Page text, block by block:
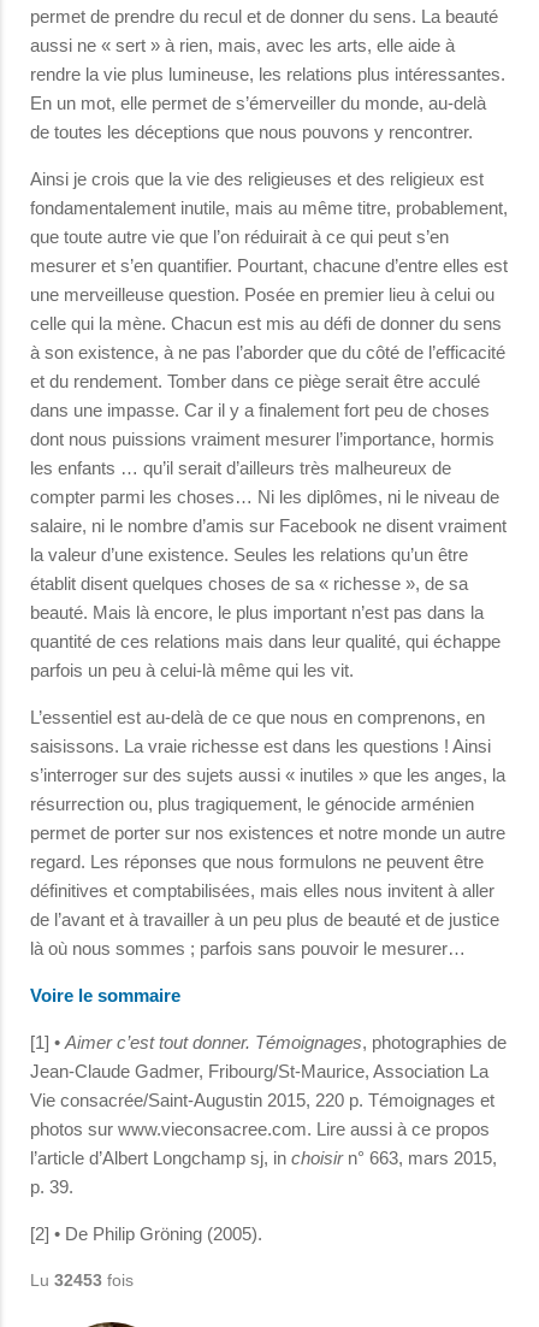
permet de prendre du recul et de donner du sens. La beauté
aussi ne « sert » à rien, mais, avec les arts, elle aide à
rendre la vie plus lumineuse, les relations plus intéressantes.
En un mot, elle permet de s’émerveiller du monde, au-delà
de toutes les déceptions que nous pouvons y rencontrer.
Ainsi je crois que la vie des religieuses et des religieux est
fondamentalement inutile, mais au même titre, probablement,
que toute autre vie que l’on réduirait à ce qui peut s’en
mesurer et s’en quantifier. Pourtant, chacune d’entre elles est
une merveilleuse question. Posée en premier lieu à celui ou
celle qui la mène. Chacun est mis au défi de donner du sens
à son existence, à ne pas l’aborder que du côté de l’efficacité
et du rendement. Tomber dans ce piège serait être acculé
dans une impasse. Car il y a finalement fort peu de choses
dont nous puissions vraiment mesurer l’importance, hormis
les enfants … qu’il serait d’ailleurs très malheureux de
compter parmi les choses… Ni les diplômes, ni le niveau de
salaire, ni le nombre d’amis sur Facebook ne disent vraiment
la valeur d’une existence. Seules les relations qu’un être
établit disent quelques choses de sa « richesse », de sa
beauté. Mais là encore, le plus important n’est pas dans la
quantité de ces relations mais dans leur qualité, qui échappe
parfois un peu à celui-là même qui les vit.
L’essentiel est au-delà de ce que nous en comprenons, en
saisissons. La vraie richesse est dans les questions ! Ainsi
s’interroger sur des sujets aussi « inutiles » que les anges, la
résurrection ou, plus tragiquement, le génocide arménien
permet de porter sur nos existences et notre monde un autre
regard. Les réponses que nous formulons ne peuvent être
définitives et comptabilisées, mais elles nous invitent à aller
de l’avant et à travailler à un peu plus de beauté et de justice
là où nous sommes ; parfois sans pouvoir le mesurer…
Voire le sommaire
[1] •Aimer c’est tout donner. Témoignages, photographies de
Jean-Claude Gadmer, Fribourg/St-Maurice, Association La
Vie consacrée/Saint-Augustin 2015, 220 p. Témoignages et
photos sur www.vieconsacree.com. Lire aussi à ce propos
l’article d’Albert Longchamp sj, in choisirn° 663, mars 2015,
p. 39.
[2] • De Philip Gröning (2005).
Lu 32453 fois